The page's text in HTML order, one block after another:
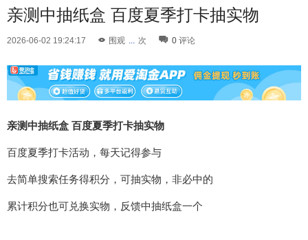
亲测中抽纸盒 百度夏季打卡抽实物
2026-06-02 19:24:17 围观 ... 次 0 评论
亲测中抽纸盒 百度夏季打卡抽实物
百度夏季打卡活动，每天记得参与
去简单搜索任务得积分，可抽实物，非必中的
累计积分也可兑换实物，反馈中抽纸盒一个